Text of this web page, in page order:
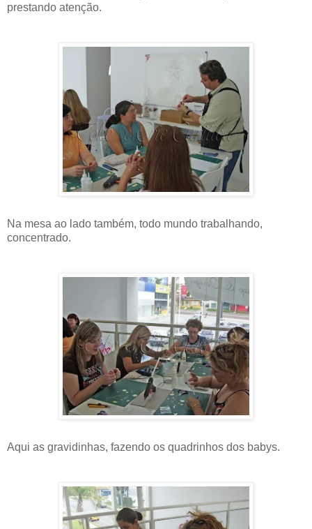
prestando atenção.
Na mesa ao lado também, todo mundo trabalhando,
concentrado.
Aqui as gravidinhas, fazendo os quadrinhos dos babys.